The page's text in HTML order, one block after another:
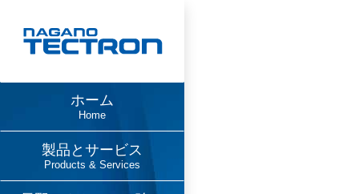
ホーム
Home
製品とサービス
Products & Services